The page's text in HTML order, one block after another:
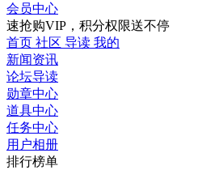
会员中心
速抢购VIP，积分权限送不停
首页 社区 导读 我的
新闻资讯
论坛导读
勋章中心
道具中心
任务中心
用户相册
排行榜单